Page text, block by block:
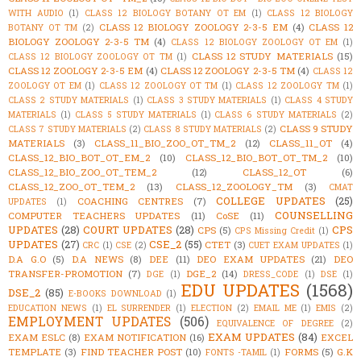
WITH AUDIO (1) CLASS 12 BIOLOGY BOTANY OT EM (1) CLASS 12 BIOLOGY
BOTANY OT TM (2) CLASS 12 BIOLOGY ZOOLOGY 2-3-5 EM (4) CLASS 12
BIOLOGY ZOOLOGY 2-3-5 TM (4) CLASS 12 BIOLOGY ZOOLOGY OT EM (1)
CLASS 12 BIOLOGY ZOOLOGY OT TM (1) CLASS 12 STUDY MATERIALS (15)
CLASS 12 ZOOLOGY 2-3-5 EM (4) CLASS 12 ZOOLOGY 2-3-5 TM (4) CLASS 12
ZOOLOGY OT EM (1) CLASS 12 ZOOLOGY OT TM (1) CLASS 12 ZOOLOGY TM (1)
CLASS 2 STUDY MATERIALS (1) CLASS 3 STUDY MATERIALS (1) CLASS 4 STUDY
MATERIALS (1) CLASS 5 STUDY MATERIALS (1) CLASS 6 STUDY MATERIALS (2)
CLASS 7 STUDY MATERIALS (2) CLASS 8 STUDY MATERIALS (2) CLASS 9 STUDY
MATERIALS
(3) CLASS_11_BIO_ZOO_OT_TM_2 (12) CLASS_11_OT
(4)
CLASS_12_BIO_BOT_OT_EM_2
(10) CLASS_12_BIO_BOT_OT_TM_2
(10)
CLASS_12_BIO_ZOO_OT_TEM_2
(12) CLASS_12_OT
(6)
CLASS_12_ZOO_OT_TEM_2
(13) CLASS_12_ZOOLOGY_TM (3)
CMAT
UPDATES
(1) COACHING CENTRES (7) COLLEGE UPDATES (25)
COMPUTER TEACHERS UPDATES (11) CoSE (11)
COUNSELLING
UPDATES (28) COURT UPDATES (28) CPS (5) CPS Missing Credit (1) CPS
UPDATES (27) CRC (1) CSE (2) CSE_2 (55) CTET (3) CUET EXAM UPDATES (1)
D.A G.O (5) D.A NEWS (8) DEE (11) DEO EXAM UPDATES (21)
DEO
TRANSFER-PROMOTION (7) DGE (1) DGE_2 (14) DRESS_CODE (1) DSE (1)
DSE_2 (85) E-BOOKS DOWNLOAD (1) EDU UPDATES (1568)
EDUCATION NEWS (1) EL SURRENDER (1) ELECTION (2) EMAIL ME (1) EMIS (2)
EMPLOYMENT UPDATES (506) EQUIVALENCE OF DEGREE (2)
EXAM ESLC (8) EXAM NOTIFICATION (16) EXAM UPDATES (84) EXCEL
TEMPLATE (3) FIND TEACHER POST (10) FONTS -TAMIL (1) FORMS (5) G.K